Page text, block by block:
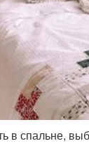
спальне,